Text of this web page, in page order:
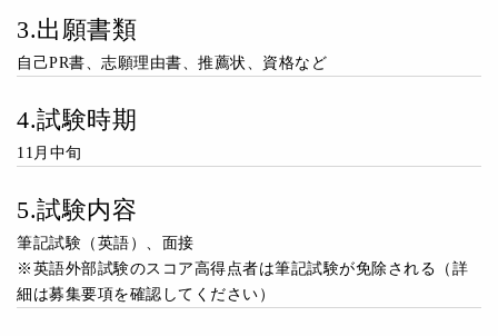
3.出願書類
自己PR書、志願理由書、推薦状、資格など
4.試験時期
11月中旬
5.試験内容
筆記試験（英語）、面接
※英語外部試験のスコア高得点者は筆記試験が免除される（詳
細は募集要項を確認してください）